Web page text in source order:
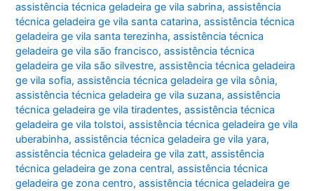
assistência técnica geladeira ge vila sabrina,assistência
técnica geladeira ge vila santa catarina,assistência técnica
geladeira ge vila santa terezinha,assistência técnica
geladeira ge vila são francisco,assistência técnica
geladeira ge vila são silvestre,assistência técnica geladeira
ge vila sofia,assistência técnica geladeira ge vila sônia,
assistência técnica geladeira ge vila suzana,assistência
técnica geladeira ge vila tiradentes,assistência técnica
geladeira ge vila tolstoi,assistência técnica geladeira ge vila
uberabinha,assistência técnica geladeira ge vila yara,
assistência técnica geladeira ge vila zatt,assistência
técnica geladeira ge zona central,assistência técnica
geladeira ge zona centro,assistência técnica geladeira ge